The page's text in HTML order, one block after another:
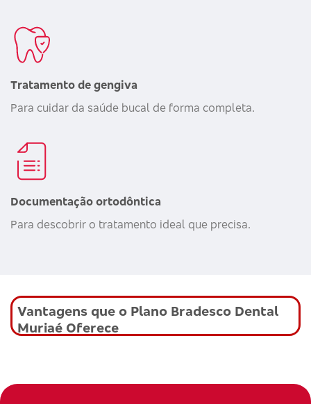
Tratamento de gengiva
Para cuidar da saúde bucal de forma completa.
Documentação ortodôntica
Para descobrir o tratamento ideal que precisa.
Vantagens que o Plano Bradesco Dental
Muriaé Oferece